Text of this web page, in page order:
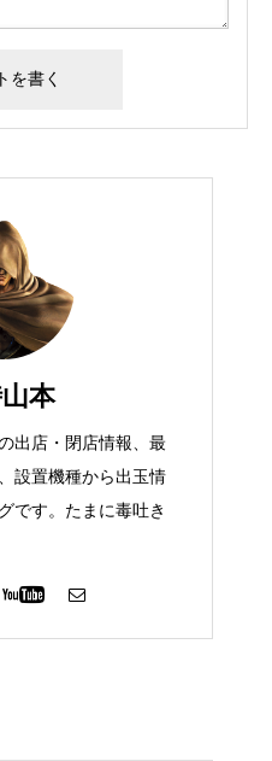
本
出店・閉店情報、最
設置機種から出玉情
です。たまに毒吐き